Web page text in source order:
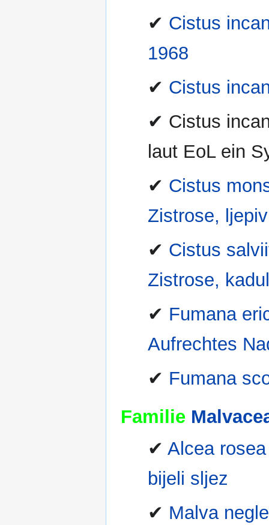
✔ Cistus
1968
✔ Cistus
✔ Cistus
laut EoL ein
✔ Cistus
Zistrose,
✔ Cistus
Zistrose,
✔ Fumana
Aufrechtes
✔ Fumana
Familie
✔ Alcea
bijeli sljez
✔ Malva